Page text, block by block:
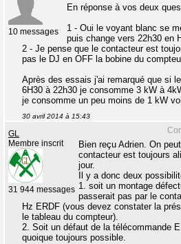
10 messages
En réponse à vos deux
1 - Oui le voyant blanc se
puis change vers 22h30 en
2 - Je pense que le contacteur est
pas le DJ en OFF la bobine du
Après des essais j'ai remarqué que si
6H30 à 22h30 je consomme 3 kW à
je consomme un peu moins de 1 kW
30 avril 2014 à 15:43
GL
Membre inscrit
31 944 messages
Bien reçu Adrien. On
contacteur est toujours
jour.
Il y a donc deux
1. soit un montage
passerait pas par le
Hz ERDF (vous devez constater la
le tableau du compteur).
2. Soit un défaut de la télécommande
quoique toujours possible.